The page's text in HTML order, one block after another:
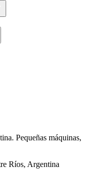
. Pequeñas máquinas,
Ríos, Argentina